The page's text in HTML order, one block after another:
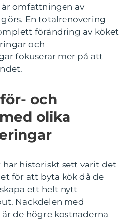
är omfattningen av
En totalrenovering
förändring av köket
och
fokuserar mer på att
och
olika
har historiskt sett varit det
för att byta kök då de
ett helt nytt
Nackdelen med
de högre kostnaderna